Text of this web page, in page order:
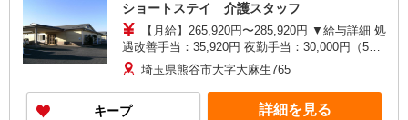
ショートステイ 介護スタッフ
【月給】265,920円〜285,920円 ▼給与詳細 処
遇改善手当：35,920円 夜勤手当：30,000円（5回
分） ※6回目以降は1回6,000円支給 ▼下記別途支
給 通勤手当 年末年始手当：380円/時 ※12/300
時〜1/324時 寸志あり：年2回（6月・12月） ※業
績による 特別報酬：平均34.1万円（最高額135万
埼玉県熊谷市大字大麻生765
キープ 詳細を見る